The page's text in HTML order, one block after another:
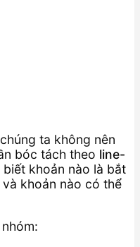
ta không nên
bóc tách theo line-
khoản nào là bắt
khoản nào có thể